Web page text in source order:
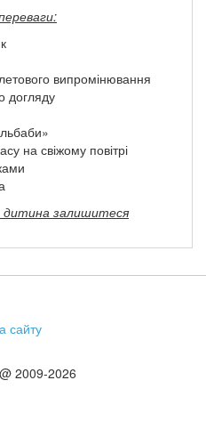
випромінювання
догляду
на свіжому повітрі
дитина залишитеся
сайту
2009-2026